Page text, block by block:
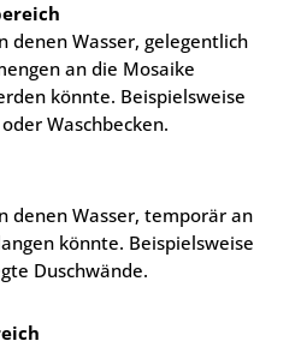
denen Wasser, gelegentlich
an die Mosaike
könnte. Beispielsweise
Waschbecken.
denen Wasser, temporär an
könnte. Beispielsweise
Duschwände.